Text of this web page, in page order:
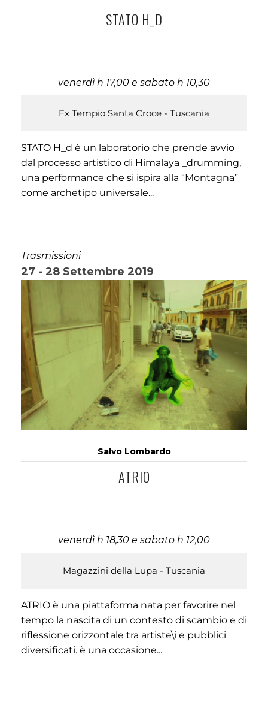
STATO H_D
venerdì h 17,00 e sabato h 10,30
Ex Tempio Santa Croce - Tuscania
STATO H_d è un laboratorio che prende avvio
dal processo artistico di Himalaya _drumming,
una performance che si ispira alla “Montagna”
come archetipo universale...
Trasmissioni
27 - 28 Settembre 2019
Salvo Lombardo
ATRIO
venerdì h 18,30 e sabato h 12,00
Magazzini della Lupa - Tuscania
ATRIO è una piattaforma nata per favorire nel
tempo la nascita di un contesto di scambio e di
riflessione orizzontale tra artiste\i e pubblici
diversificati. è una occasione...